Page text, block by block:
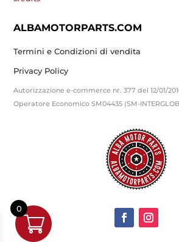
ALBAMOTORPARTS.COM
Termini e Condizioni di vendita
Privacy Policy
Autorizzazione e-commerce nr. 377 del 12/01/
Operatore Economico SM04435 (SM-
0